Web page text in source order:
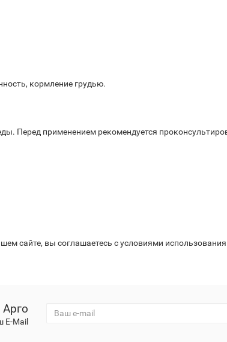
кормление грудью.
Перед применением рекомендуется
сайте, вы соглашаетесь с условиями
Арго
E-Mail